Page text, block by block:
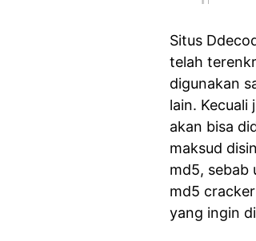
Situs
telah
digunakan
lain.
akan bisa
maksud
md5, sebab
md5
yang ingin